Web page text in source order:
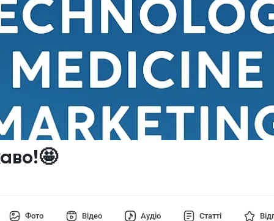
Фото Відео Аудіо Статті